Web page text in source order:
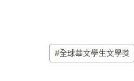
#全球華文學生文學獎